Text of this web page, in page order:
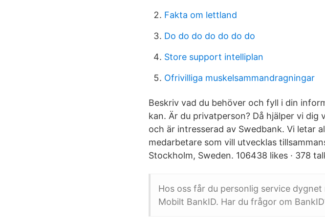
Fakta om lettland
Do do do do do do do
Store support intelliplan
Ofrivilliga muskelsammandragningar
Beskriv vad du behöver och fyll i din
kan. Är du privatperson? Då hjälper vi
och är intresserad av Swedbank. Vi letar
medarbetare som vill utvecklas
Stockholm, Sweden. 106438 likes · 378
Hos oss får du personlig service
Mobilt BankID. Har du frågor om